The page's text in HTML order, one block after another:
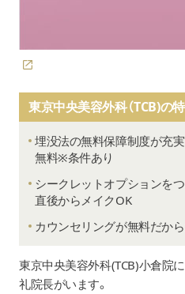
東京中央美容外科（TCB)の
埋没法の無料保障制度が充
無料※条件あり
シークレットオプションを
直後からメイクOK
カウンセリングが無料だか
東京中央美容外科(TCB)小倉院
礼院長がいます。